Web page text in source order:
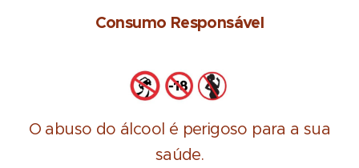
Consumo Responsável
O abuso do álcool é perigoso para a sua
saúde.